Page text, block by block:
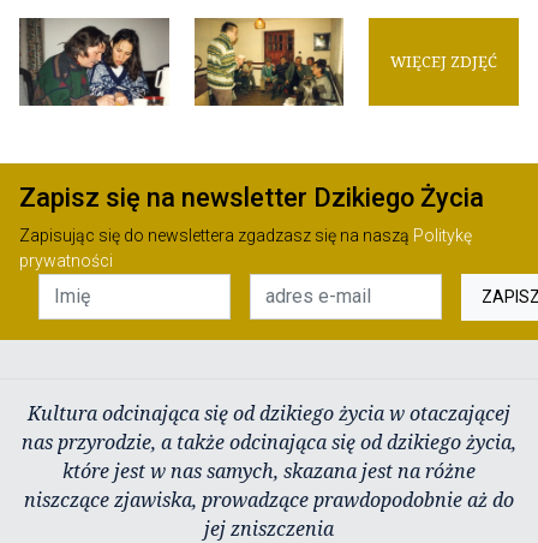
WIĘCEJ ZDJĘĆ
Zapisz się na newsletter Dzikiego Życia
Zapisując się do newslettera zgadzasz się na naszą Politykę
prywatności
Kultura odcinająca się od dzikiego życia w otaczającej
nas przyrodzie, a także odcinająca się od dzikiego życia,
które jest w nas samych, skazana jest na różne
niszczące zjawiska, prowadzące prawdopodobnie aż do
jej zniszczenia